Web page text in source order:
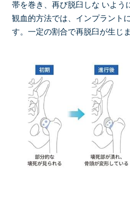
帯を巻き、再び脱臼しな いよう
観血的方法では、インプラント
す。一定の割合で再脱臼が生じま